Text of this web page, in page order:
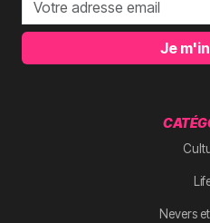
Je
Nevers